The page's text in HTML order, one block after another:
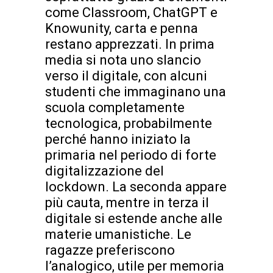
come Classroom, ChatGPT e
Knowunity, carta e penna
restano apprezzati. In prima
media si nota uno slancio
verso il digitale, con alcuni
studenti che immaginano una
scuola completamente
tecnologica, probabilmente
perché hanno iniziato la
primaria nel periodo di forte
digitalizzazione del
lockdown. La seconda appare
più cauta, mentre in terza il
digitale si estende anche alle
materie umanistiche. Le
ragazze preferiscono
l’analogico, utile per memoria